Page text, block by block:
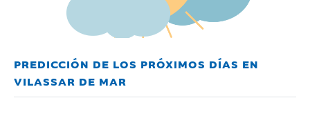
PREDICCIÓN DE LOS PRÓXIMOS DÍAS EN
VILASSAR DE MAR